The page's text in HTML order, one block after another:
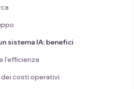
sistema IA: benefici
l'efficienza
dei costi operativi